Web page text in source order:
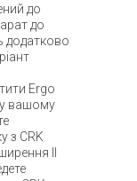
до
до
додатково
Ergo
вашому
з CRK
II